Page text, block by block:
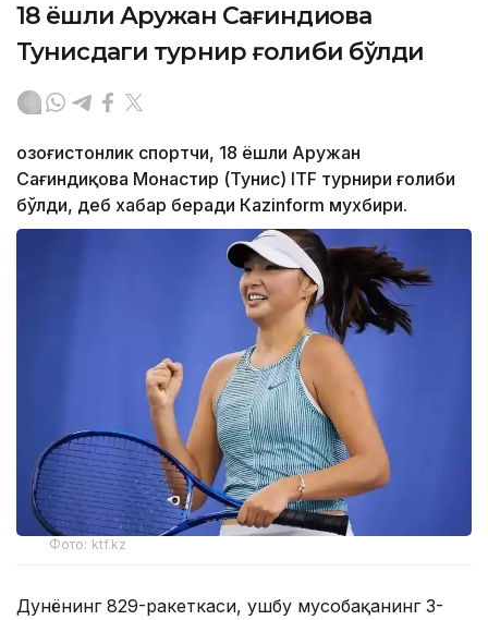
18 ёшли Аружан Сағиндиқова
Тунисдаги турнир ғолиби бўлди
Қозоғистонлик спортчи, 18 ёшли Аружан
Сағиндиқова Монастир (Тунис) ITF турнири ғолиби
бўлди, деб хабар беради Каzinform мухбири.
Фото: ktf.kz
Дунёнинг 829-ракеткаси, ушбу мусобақанинг 3-